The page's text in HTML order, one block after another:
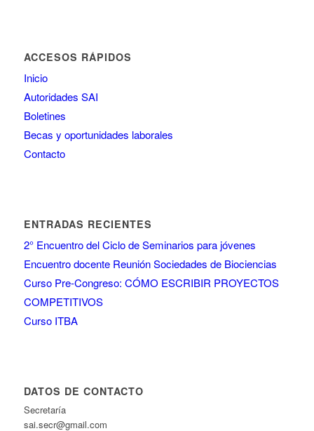
ACCESOS RÁPIDOS
Inicio
Autoridades SAI
Boletines
Becas y oportunidades laborales
Contacto
ENTRADAS RECIENTES
2° Encuentro del Ciclo de Seminarios para jóvenes
Encuentro docente Reunión Sociedades de Biociencias
Curso Pre-Congreso: CÓMO ESCRIBIR PROYECTOS
COMPETITIVOS
Curso ITBA
DATOS DE CONTACTO
Secretaría
sai.secr@gmail.com